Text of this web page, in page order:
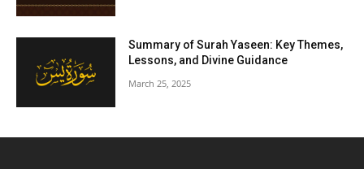
Summary of Surah Yaseen: Key Themes,
Lessons, and Divine Guidance
March 25, 2025